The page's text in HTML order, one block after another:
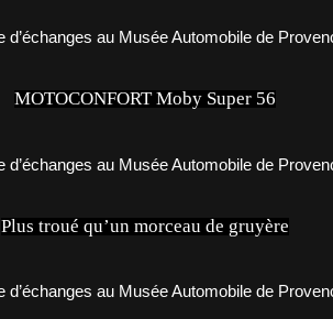
MOTOCONFORT Moby Super 56
Plus troué qu’un morceau de gruyère